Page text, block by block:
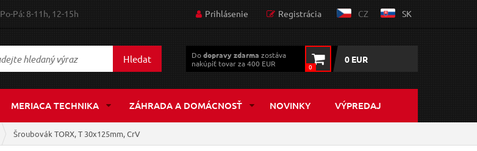
Po-Pá: 8-11h, 12-15h Prihlásenie Registrácia CZ SK
Hledat Dodopravy zdarma zostáva
nakúpiť tovar za 400 EUR
0
0 EUR
MERIACA TECHNIKA ZÁHRADA A DOMÁCNOSŤ NOVINKY VÝPREDAJ
Šroubovák TORX, T 30x125mm, CrV